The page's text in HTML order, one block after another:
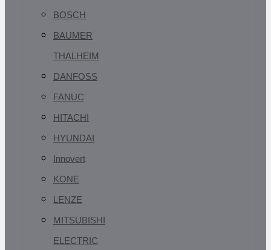
BOSCH
BAUMER
THALHEIM
DANFOSS
FANUC
HITACHI
HYUNDAI
Innovert
KONE
LENZE
MITSUBISHI
ELECTRIC